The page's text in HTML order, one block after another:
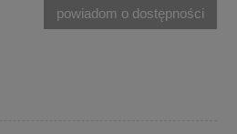
powiadom o dostępności